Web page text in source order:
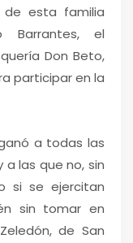
de esta familia
Barrantes, el
Don Beto,
participar en la
a todas las
a las que no, sin
si se ejercitan
sin tomar en
de San